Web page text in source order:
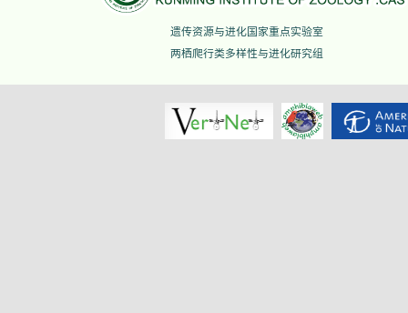
遗传资源与进化国家重点实验室
两栖爬行类多样性与进化研究组